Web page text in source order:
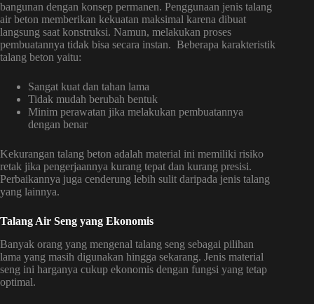
bangunan dengan konsep permanen. Penggunaan jenis talang
air beton memberikan kekuatan maksimal karena dibuat
langsung saat konstruksi. Namun, melakukan proses
pembuatannya tidak bisa secara instan. Beberapa karakteristik
talang beton yaitu:
Sangat kuat dan tahan lama
Tidak mudah berubah bentuk
Minim perawatan jika melakukan pembuatannya
dengan benar
Kekurangan talang beton adalah material ini memiliki risiko
retak jika pengerjaannya kurang tepat dan kurang presisi.
Perbaikannya juga cenderung lebih sulit daripada jenis talang
yang lainnya.
Talang Air Seng yang Ekonomis
Banyak orang yang mengenal talang seng sebagai pilihan
lama yang masih digunakan hingga sekarang. Jenis material
seng ini harganya cukup ekonomis dengan fungsi yang tetap
optimal.